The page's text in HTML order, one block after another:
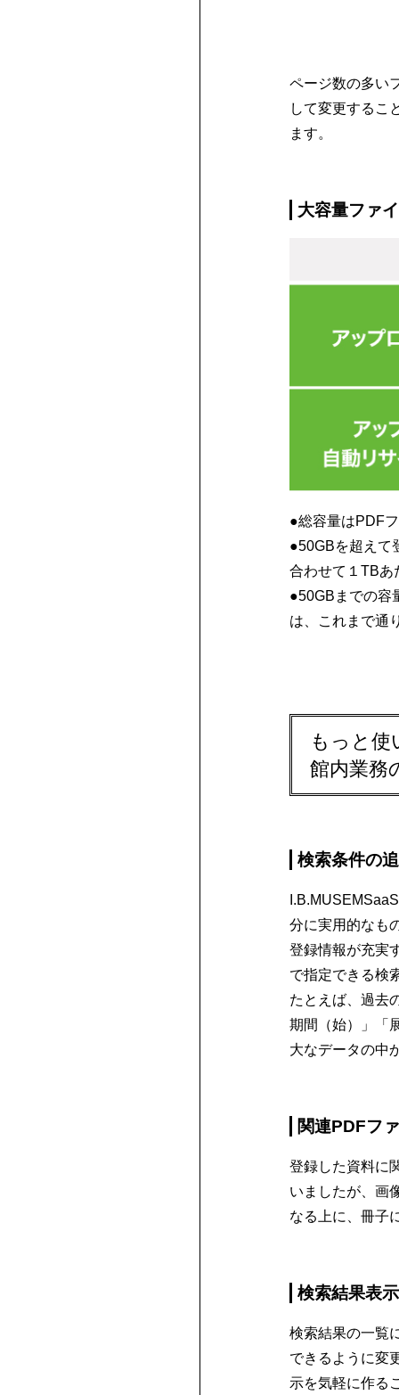
ページ数の多い
して変更するこ
ます。
大容量ファ
●総容量はPDF
●50GBを超えて
合わせて１TBあ
●50GBまでの容
は、これまで通
もっと使
館内業務
検索条件の
分に実用的なも
登録情報が充実
で指定できる検
たとえば、過去
期間（始）」「
大なデータの中
関連PDFフ
登録した資料に
いましたが、画
なる上に、冊子
検索結果表
検索結果の一覧
できるように変
示を気軽に作る